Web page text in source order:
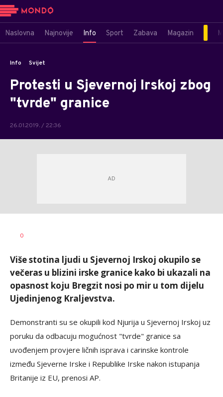
Naslovna Najnovije Info Sport Zabava Magazin
Info Svijet
Protesti u Sjevernoj Irskoj zbog
"tvrde" granice
26.01.2019. / 22:36
AUTOR
0
Više stotina ljudi u Sjevernoj Irskoj okupilo se
večeras u blizini irske granice kako bi ukazali na
opasnost koju Bregzit nosi po mir u tom dijelu
Ujedinjenog Kraljevstva.
Demonstranti su se okupili kod Njurija u Sjevernoj Irskoj uz
poruku da odbacuju mogućnost "tvrde" granice sa
uvođenjem provjere ličnih isprava i carinske kontrole
između Sjeverne Irske i Republike Irske nakon istupanja
Britanije iz EU, prenosi AP.